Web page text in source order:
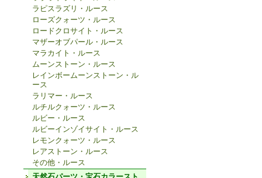
ラピスラズリ・ルース
ローズクォーツ・ルース
ロードクロサイト・ルース
マザーオブパール・ルース
マラカイト・ルース
ムーンストーン・ルース
レインボームーンストーン・ル
ース
ラリマー・ルース
ルチルクォーツ・ルース
ルビー・ルース
ルビーインゾイサイト・ルース
レモンクォーツ・ルース
レアストーン・ルース
その他・ルース